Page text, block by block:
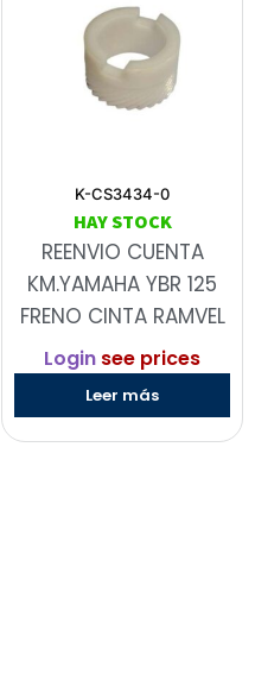
K-CS3434-0
HAY STOCK
REENVIO CUENTA
KM.YAMAHA YBR 125
FRENO CINTA RAMVEL
Login see prices
Leer más